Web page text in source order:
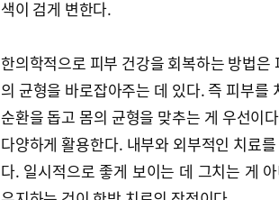
색이 검게 변한다.
한의학적으로 피부 건강을 회복하는 방법
의 균형을 바로잡아주는 데 있다. 즉 피부를
순환을 돕고 몸의 균형을 맞추는 게 우선이
다양하게 활용한다. 내부와 외부적인 치료
다. 일시적으로 좋게 보이는 데 그치는 게